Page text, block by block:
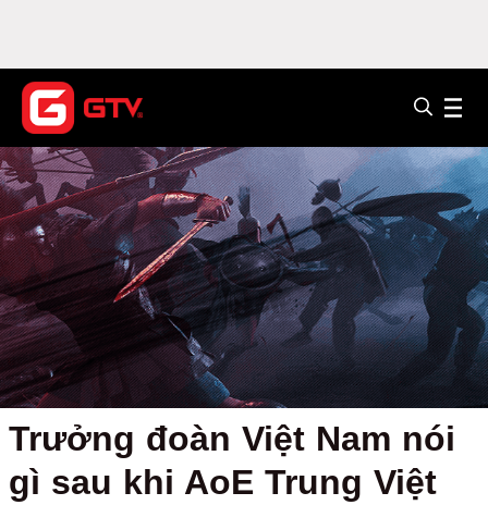
Trưởng đoàn Việt Nam nói
gì sau khi AoE Trung Việt